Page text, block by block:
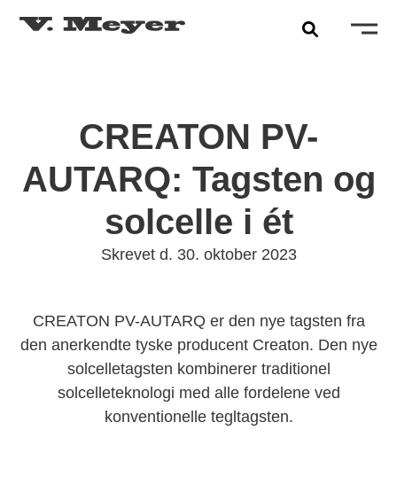
CREATON PV-
AUTARQ: Tagsten og
solcelle i ét
Skrevet d. 30. oktober 2023
CREATON PV-AUTARQ er den nye tagsten fra
den anerkendte tyske producent Creaton. Den nye
solcelletagsten kombinerer traditionel
solcelleteknologi med alle fordelene ved
konventionelle tegltagsten.